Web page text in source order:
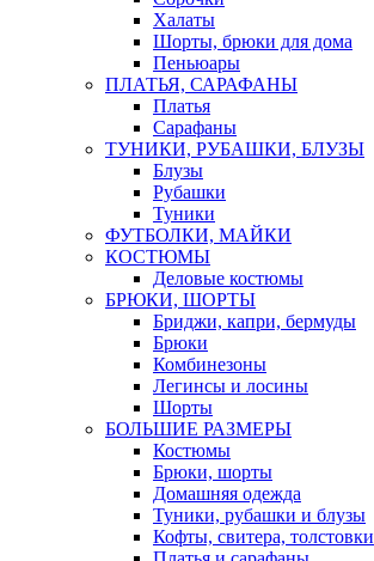
Халаты
Шорты, брюки для дома
Пеньюары
ПЛАТЬЯ, САРАФАНЫ
Платья
Сарафаны
ТУНИКИ, РУБАШКИ, БЛУЗЫ
Блузы
Рубашки
Туники
ФУТБОЛКИ, МАЙКИ
КОСТЮМЫ
Деловые костюмы
БРЮКИ, ШОРТЫ
Бриджи, капри, бермуды
Брюки
Комбинезоны
Легинсы и лосины
Шорты
БОЛЬШИЕ РАЗМЕРЫ
Костюмы
Брюки, шорты
Домашняя одежда
Туники, рубашки и блузы
Кофты, свитера, толстовки